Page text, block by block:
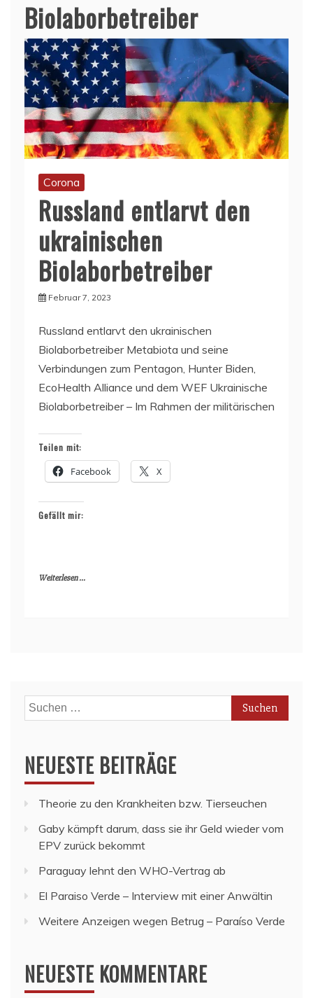
Biolaborbetreiber
Corona
Russland entlarvt den
ukrainischen
Biolaborbetreiber
Februar 7, 2023
Russland entlarvt den ukrainischen
Biolaborbetreiber Metabiota und seine
Verbindungen zum Pentagon, Hunter Biden,
EcoHealth Alliance und dem WEF Ukrainische
Biolaborbetreiber – Im Rahmen der militärischen
Teilen mit:
Facebook X
Gefällt mir:
Weiterlesen ...
Suchen
nach:
NEUESTE BEITRÄGE
Theorie zu den Krankheiten bzw. Tierseuchen
Gaby kämpft darum, dass sie ihr Geld wieder vom
EPV zurück bekommt
Paraguay lehnt den WHO-Vertrag ab
El Paraiso Verde – Interview mit einer Anwältin
Weitere Anzeigen wegen Betrug – Paraíso Verde
NEUESTE KOMMENTARE